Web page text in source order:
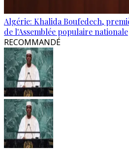
Algérie: Khalida Boufedech,
de l'Assemblée populaire nationale
RECOMMANDÉ